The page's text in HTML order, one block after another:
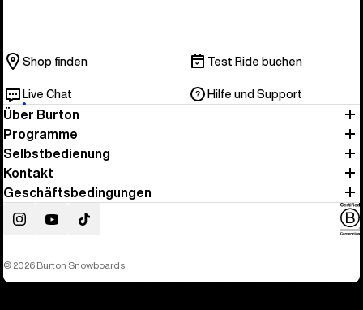
Shop finden Test Ride buchen
Live Chat Hilfe und Support
Über Burton
Programme
Selbstbedienung
Kontakt
Geschäftsbedingungen
InstagramYouTubeTikTok
© 2026 Burton Snowboards